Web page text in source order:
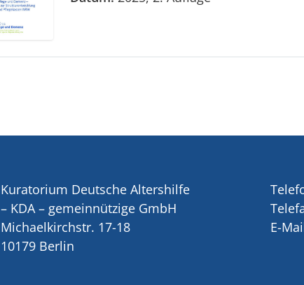
Kuratorium Deutsche Altershilfe
– KDA – gemeinnützige GmbH
Michaelkirchstr. 17-18
10179 Berlin
E-